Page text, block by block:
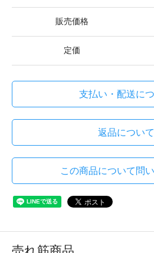
販売価格
定価
支払い・配送に
返品について
この商品について問